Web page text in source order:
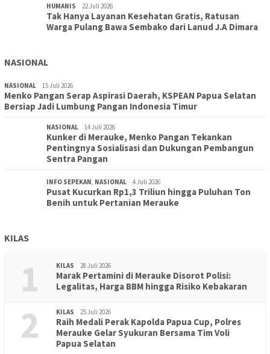
HUMANIS 22 Juli 2026
Tak Hanya Layanan Kesehatan Gratis, Ratusan
Warga Pulang Bawa Sembako dari Lanud J.A Dimara
NASIONAL
NASIONAL 15 Juli 2026
Menko Pangan Serap Aspirasi Daerah, KSPEAN Papua Selatan
Bersiap Jadi Lumbung Pangan Indonesia Timur
NASIONAL 14 Juli 2026
Kunker di Merauke, Menko Pangan Tekankan
Pentingnya Sosialisasi dan Dukungan Pembangun
Sentra Pangan
INFO SEPEKAN, NASIONAL 4 Juli 2026
Pusat Kucurkan Rp1,3 Triliun hingga Puluhan Ton
Benih untuk Pertanian Merauke
KILAS
1 KILAS 28 Juli 2026
Marak Pertamini di Merauke Disorot Polisi:
Legalitas, Harga BBM hingga Risiko Kebakaran
2 KILAS 25 Juli 2026
Raih Medali Perak Kapolda Papua Cup, Polres
Merauke Gelar Syukuran Bersama Tim Voli
Papua Selatan